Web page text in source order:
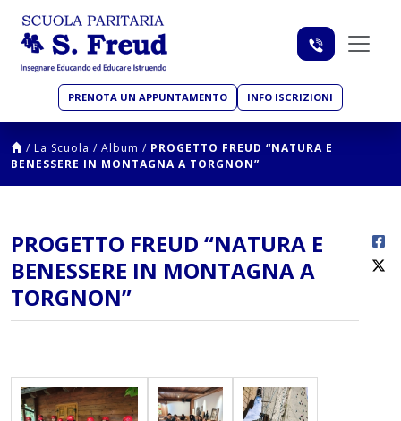
PRENOTA UN APPUNTAMENTO INFO ISCRIZIONI
/ La Scuola / Album / PROGETTO FREUD “NATURA E
BENESSERE IN MONTAGNA A TORGNON”
PROGETTO FREUD “NATURA E
BENESSERE IN MONTAGNA A
TORGNON”